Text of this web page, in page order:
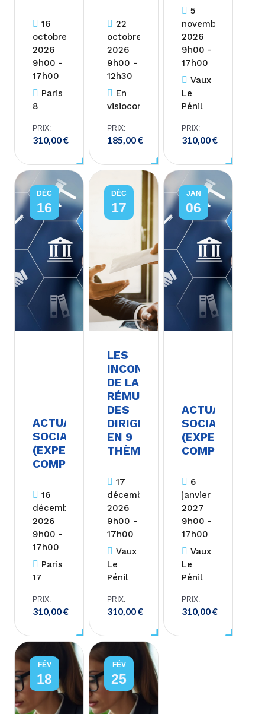
16
octobre
2026
9h00 -
17h00
Paris
8
PRIX:
310,00€
22
octobre
2026
9h00 -
12h30
En
visioconférence
PRIX:
185,00€
5
novembre
2026
9h00 -
17h00
Vaux
Le
Pénil
PRIX:
310,00€
DÉC
16
ACTUALITÉS
SOCIALES
(EXPERT-
COMPTABLE)
16
décembre
2026
9h00 -
17h00
Paris
17
PRIX:
310,00€
DÉC
17
LES
INCONTOURNABLES
DE LA
RÉMUNÉRATION
DES
DIRIGEANTS
EN 9
THÈMES
17
décembre
2026
9h00 -
17h00
Vaux
Le
Pénil
PRIX:
310,00€
JAN
06
ACTUALITÉS
SOCIALES
(EXPERT-
COMPTABLE)
6
janvier
2027
9h00 -
17h00
Vaux
Le
Pénil
PRIX:
310,00€
FÉV
18
FÉV
25